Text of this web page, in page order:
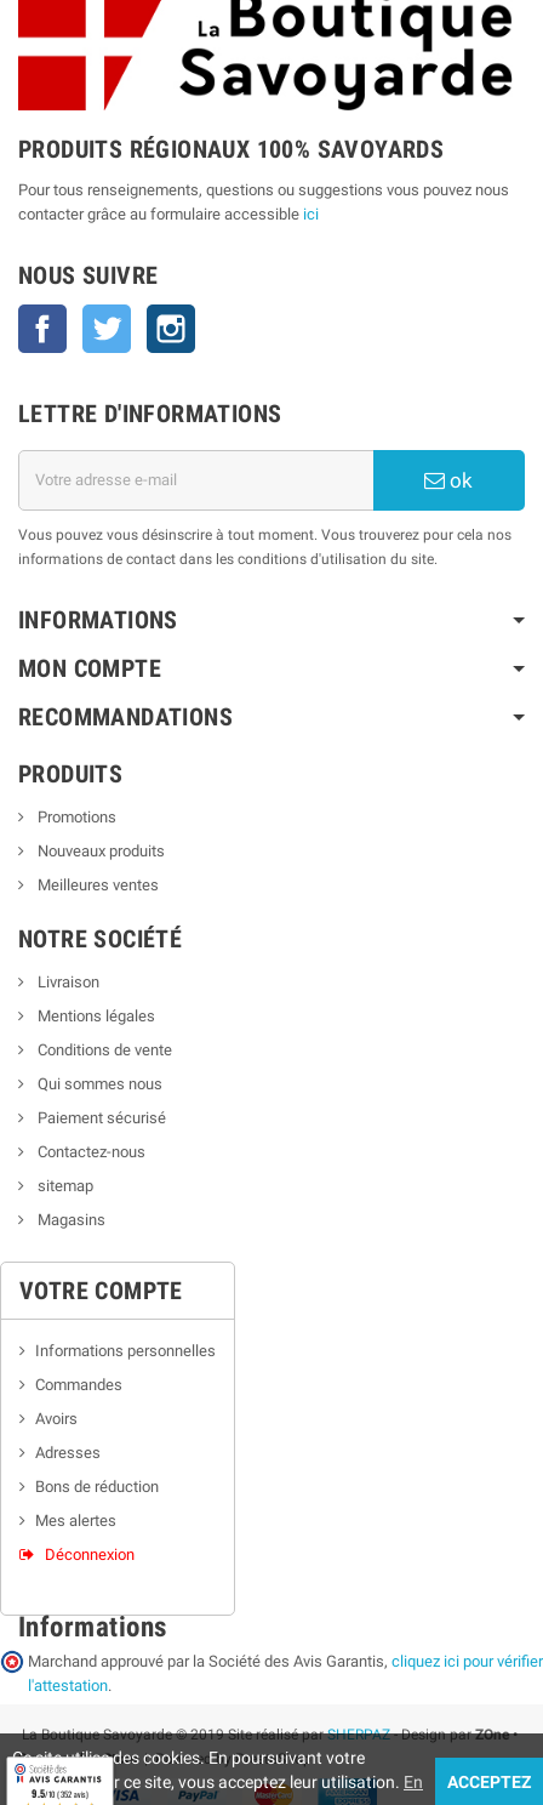
PRODUITS RÉGIONAUX 100% SAVOYARDS
Pour tous renseignements, questions ou suggestions vous pouvez nous
contacter grâce au formulaire accessible ici
NOUS SUIVRE
Facebook Twitter
LETTRE D'INFORMATIONS
ok
Vous pouvez vous désinscrire à tout moment. Vous trouverez pour cela nos
informations de contact dans les conditions d'utilisation du site.
INFORMATIONS
MON COMPTE
RECOMMANDATIONS
PRODUITS
Promotions
Nouveaux produits
Meilleures ventes
NOTRE SOCIÉTÉ
Livraison
Mentions légales
Conditions de vente
Qui sommes nous
Paiement sécurisé
Contactez-nous
sitemap
Magasins
VOTRE COMPTE
Informations personnelles
Commandes
Avoirs
Adresses
Bons de réduction
Mes alertes
Déconnexion
Informations
Marchand approuvé par la Société des Avis Garantis, cliquez ici pour vérifier
l'attestation.
La Boutique Savoyarde © 2019 Site réalisé parSHERPAZ- Design parZOne •
Supermarket Store| Powered by PrestaShop
Ce site utilise des cookies. En poursuivant votre
navigation sur ce site, vous acceptez leur utilisation. En
ACCEPTEZ
9.5/10 (352 avis)